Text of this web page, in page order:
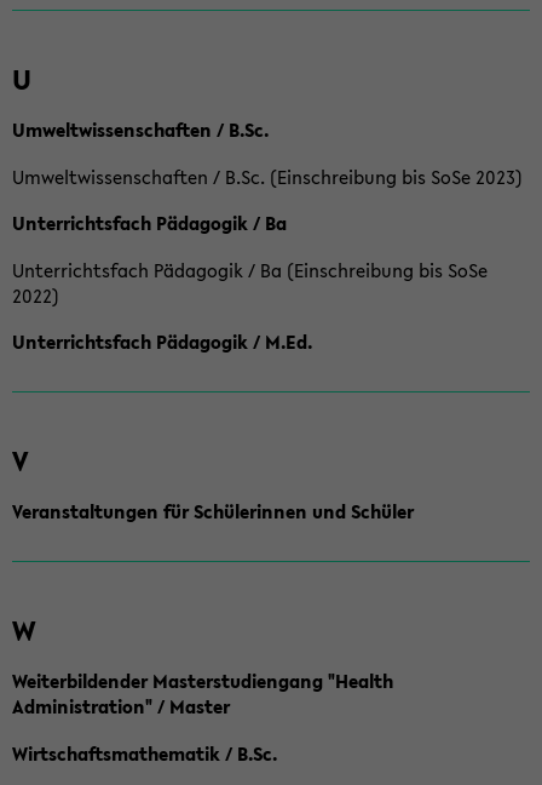
U
Umweltwissenschaften / B.Sc.
Umweltwissenschaften / B.Sc. (Einschreibung bis SoSe 2023)
Unterrichtsfach Pädagogik / Ba
Unterrichtsfach Pädagogik / Ba (Einschreibung bis SoSe
2022)
Unterrichtsfach Pädagogik / M.Ed.
V
Veranstaltungen für Schülerinnen und Schüler
W
Weiterbildender Masterstudiengang "Health
Administration" / Master
Wirtschaftsmathematik / B.Sc.